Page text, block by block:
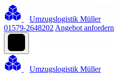
Umzugslogistik Müller
01579-2648202 Angebot anfordern
Umzugslogistik Müller